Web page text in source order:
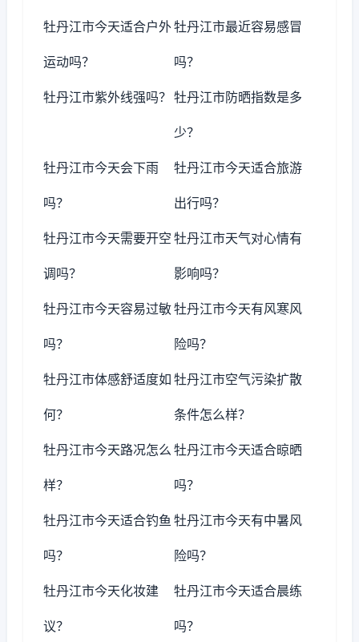
牡丹江市今天适合户外
运动吗？
牡丹江市最近容易感冒
吗？
牡丹江市紫外线强吗？ 牡丹江市防晒指数是多
少？
牡丹江市今天会下雨
吗？
牡丹江市今天适合旅游
出行吗？
牡丹江市今天需要开空
调吗？
牡丹江市天气对心情有
影响吗？
牡丹江市今天容易过敏
吗？
牡丹江市今天有风寒风
险吗？
牡丹江市体感舒适度如
何？
牡丹江市空气污染扩散
条件怎么样？
牡丹江市今天路况怎么
样？
牡丹江市今天适合晾晒
吗？
牡丹江市今天适合钓鱼
吗？
牡丹江市今天有中暑风
险吗？
牡丹江市今天化妆建
议？
牡丹江市今天适合晨练
吗？